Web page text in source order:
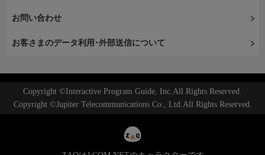
お問い合わせ
お客さまのデータ利用･外部送信について
Copyright ©Interactive Program Guide, Inc.All Rights Reserved.
Copyright ©Jupiter Telecommunications Co., Ltd.All Rights Reserved.